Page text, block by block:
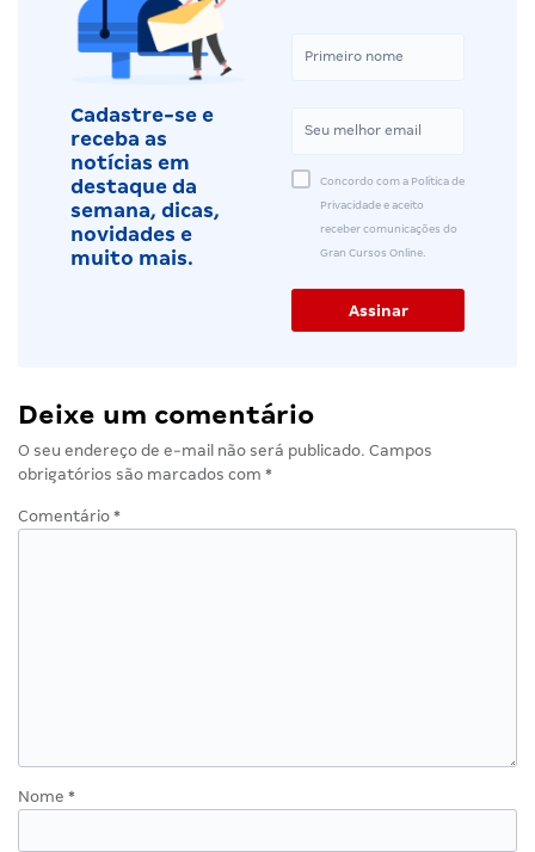
Cadastre-se e
receba as
notícias em
destaque da
semana, dicas,
novidades e
muito mais.
Concordo com a Política de
Privacidade e aceito
receber comunicações do
Gran Cursos Online.
Deixe um comentário
O seu endereço de e-mail não será publicado. Campos
obrigatórios são marcados com *
Comentário *
Nome *